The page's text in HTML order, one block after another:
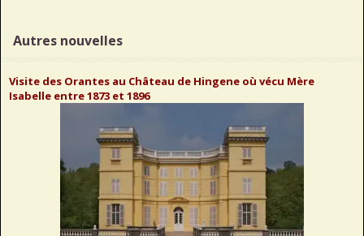
Autres nouvelles
Visite des Orantes au Château de Hingene où vécu Mère
Isabelle entre 1873 et 1896